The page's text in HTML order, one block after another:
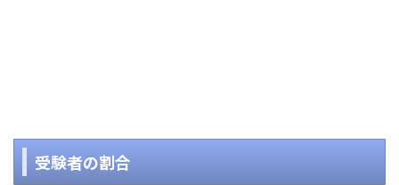
受験者の割合